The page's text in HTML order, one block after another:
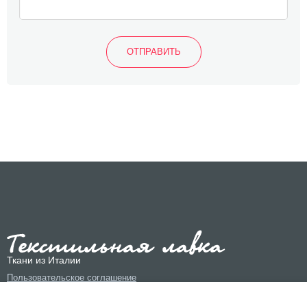
Ткани из Италии
Пользовательское соглашение